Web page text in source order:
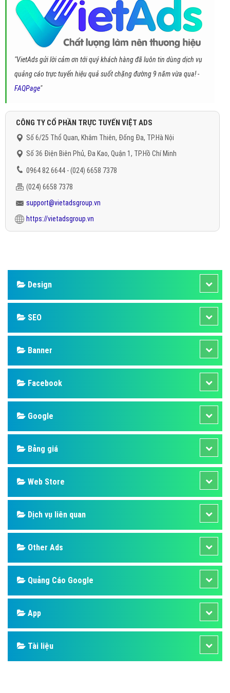
"VietAds gửi lời cảm ơn tới quý khách hàng đã luôn tin dùng dịch vụ
quảng cáo trực tuyến hiệu quả suốt chặng đường 9 năm vừa qua! -
FAQPage"
CÔNG TY CỔ PHẦN TRỰC TUYẾN VIỆT ADS
Số 6/25 Thổ Quan, Khâm Thiên, Đống Đa, TP.Hà Nội
Số 36 Điện Biên Phủ, Đa Kao, Quận 1, TP.Hồ Chí Minh
0964 82 6644 - (024) 6658 7378
(024) 6658 7378
support@vietadsgroup.vn
https://vietadsgroup.vn
Design
SEO
Banner
Facebook
Google
Bảng giá
Web Store
Dịch vụ liên quan
Other Ads
Quảng Cáo Google
App
Tài liệu